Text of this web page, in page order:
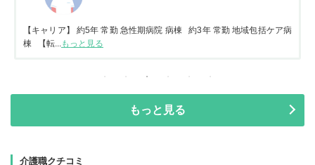
【キャリア】 約5年 常勤 急性期病院 病棟 約3年 常勤 地域包括ケア病
棟 【転...
もっと見る
もっと見る
介護職クチコミ